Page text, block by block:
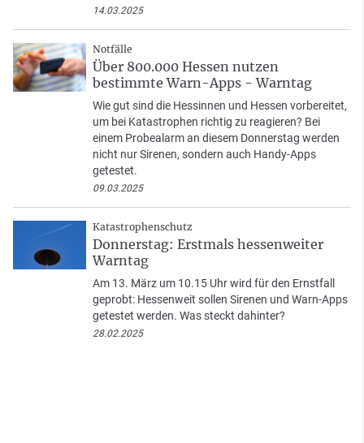
14.03.2025
Notfälle
Über 800.000 Hessen nutzen
bestimmte Warn-Apps - Warntag
Wie gut sind die Hessinnen und Hessen vorbereitet,
um bei Katastrophen richtig zu reagieren? Bei
einem Probealarm an diesem Donnerstag werden
nicht nur Sirenen, sondern auch Handy-Apps
getestet.
09.03.2025
Katastrophenschutz
Donnerstag: Erstmals hessenweiter
Warntag
Am 13. März um 10.15 Uhr wird für den Ernstfall
geprobt: Hessenweit sollen Sirenen und Warn-Apps
getestet werden. Was steckt dahinter?
28.02.2025